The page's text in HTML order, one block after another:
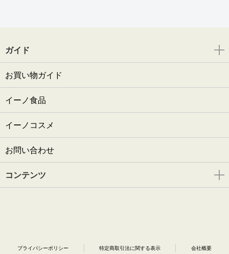
ガイド
お買い物ガイド
イーノ食品
イーノコスメ
お問い合わせ
コンテンツ
プライバシーポリシー 特定商取引法に関する表示 会社概要